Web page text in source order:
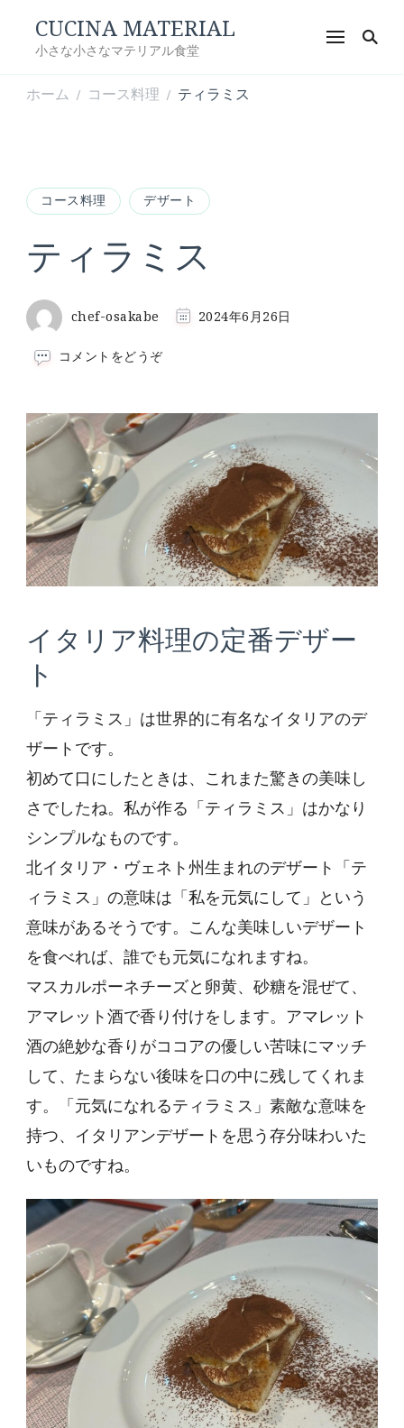
CUCINA MATERIAL
小さな小さなマテリアル食堂
ホーム / コース料理 / ティラミス
コース料理 デザート
ティラミス
chef-osakabe 2024年6月26日
コメントをどうぞ(テ
ミ
ス)
イタリア料理の定番デザー
ト
「ティラミス」は世界的に有名なイタリアのデ
ザートです。
初めて口にしたときは、これまた驚きの美味し
さでしたね。私が作る「ティラミス」はかなり
シンプルなものです。
北イタリア・ヴェネト州生まれのデザート「テ
ィラミス」の意味は「私を元気にして」という
意味があるそうです。こんな美味しいデザート
を食べれば、誰でも元気になれますね。
マスカルポーネチーズと卵黄、砂糖を混ぜて、
アマレット酒で香り付けをします。アマレット
酒の絶妙な香りがココアの優しい苦味にマッチ
して、たまらない後味を口の中に残してくれま
す。「元気になれるティラミス」素敵な意味を
持つ、イタリアンデザートを思う存分味わいた
いものですね。